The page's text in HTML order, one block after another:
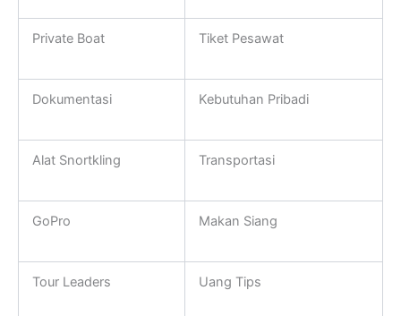
Private Boat Tiket Pesawat
Dokumentasi Kebutuhan Pribadi
Alat Snortkling Transportasi
GoPro Makan Siang
Tour Leaders Uang Tips